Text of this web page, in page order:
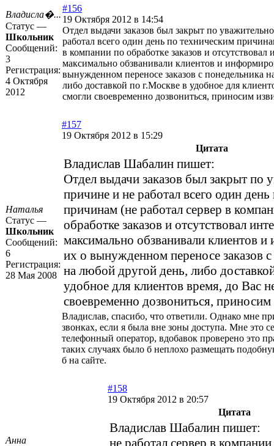
Владисла�...
Статус —
Школьник
Сообщений:
3
Регистрация:
4 Октября
2012
#156
19 Октября 2012 в 14:54
Отдел выдачи заказов был закрыт по
работал всего один день по техническим
в компании по обработке заказов и
максимально обзванивали клиентов и
вынужденном переносе заказов с понедельника
либо доставкой по г.Москве в удобное для
смогли своевременно дозвониться, приносим
Наталья
Статус —
Школьник
Сообщений:
6
Регистрация:
28 Мая 2008
#157
19 Октября 2012 в 15:29
Цитата
Владислав Шабалин пишет:
Отдел выдачи заказов был закрыт по
причине и не работал всего один
причинам (не работал сервер в
обработке заказов и отсутствовал
максимально обзванивали клиентов
их о вынужденном переносе заказов
на любой другой день, либо
удобное для клиентов время, до Вас
своевременно дозвониться, приносим
Владислав, спасибо, что ответили. Однако мне
звонках, если я была вне зоны доступа. Мне это
телефонный оператор, вдобавок проверено это
таких случаях было б неплохо размещать
б на сайте.
Анна
#158
19 Октября 2012 в 20:57
Цитата
Владислав Шабалин пишет:
не работал сервер в